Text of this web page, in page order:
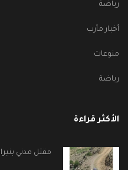
رياضة
أخبار مأرب
منوعات
رياضة
الأكثر قراءة
مقتل مدني